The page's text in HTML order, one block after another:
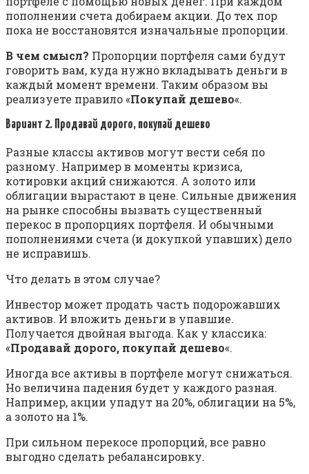
пополнении счета добираем акции. До тех пор
пока не восстановятся изначальные пропорции.
В чем смысл? Пропорции портфеля сами будут
говорить вам, куда нужно вкладывать деньги в
каждый момент времени. Таким образом вы
реализуете правило «Покупай дешево«.
Вариант 2. Продавай дорого, покупай дешево
Разные классы активов могут вести себя по
разному. Например в моменты кризиса,
котировки акций снижаются. А золото или
облигации вырастают в цене. Сильные движения
на рынке способны вызвать существенный
перекос в пропорциях портфеля. И обычными
пополнениями счета (и докупкой упавших) дело
не исправишь.
Что делать в этом случае?
Инвестор может продать часть подорожавших
активов. И вложить деньги в упавшие.
Получается двойная выгода. Как у классика:
«Продавай дорого, покупай дешево«.
Иногда все активы в портфеле могут снижаться.
Но величина падения будет у каждого разная.
Например, акции упадут на 20%, облигации на 5%,
а золото на 1%.
При сильном перекосе пропорций, все равно
выгодно сделать ребалансировку.